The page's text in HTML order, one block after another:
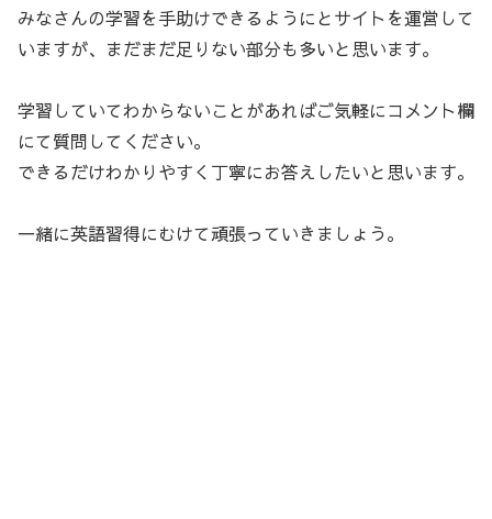
みなさんの学習を手助けできるようにとサイトを運営して
いますが、まだまだ足りない部分も多いと思います。
学習していてわからないことがあればご気軽にコメント欄
にて質問してください。
できるだけわかりやすく丁寧にお答えしたいと思います。
一緒に英語習得にむけて頑張っていきましょう。